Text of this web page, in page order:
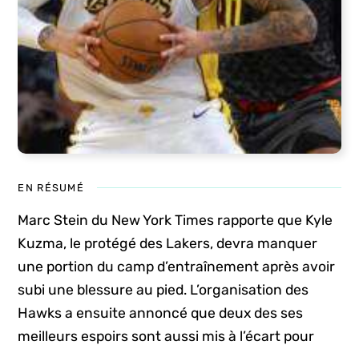
EN RÉSUMÉ
Marc Stein du New York Times rapporte que Kyle
Kuzma, le protégé des Lakers, devra manquer
une portion du camp d’entraînement après avoir
subi une blessure au pied. L’organisation des
Hawks a ensuite annoncé que deux des ses
meilleurs espoirs sont aussi mis à l’écart pour